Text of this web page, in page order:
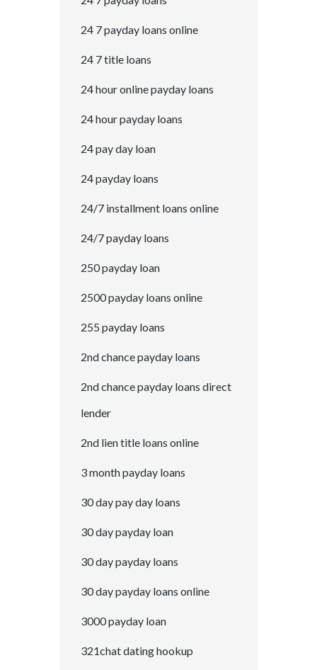
24 7 payday loans online
24 7 title loans
24 hour online payday loans
24 hour payday loans
24 pay day loan
24 payday loans
24/7 installment loans online
24/7 payday loans
250 payday loan
2500 payday loans online
255 payday loans
2nd chance payday loans
2nd chance payday loans direct
lender
2nd lien title loans online
3 month payday loans
30 day pay day loans
30 day payday loan
30 day payday loans
30 day payday loans online
3000 payday loan
321chat dating hookup